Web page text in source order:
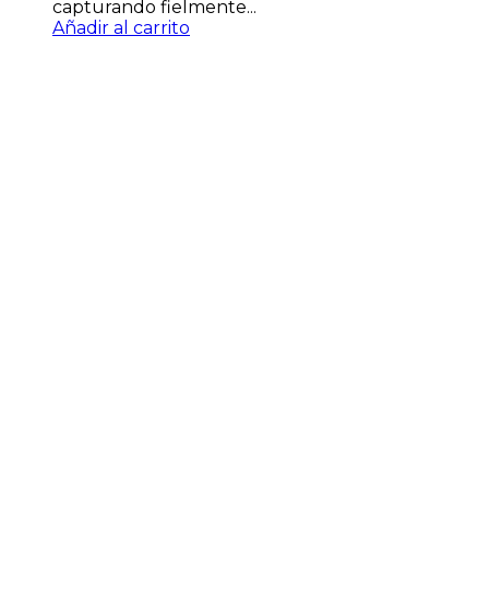
capturando fielmente...
Añadir al carrito